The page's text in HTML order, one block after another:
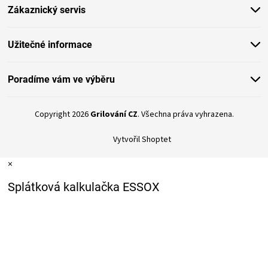
Zákaznický servis
Užitečné informace
Poradíme vám ve výběru
Vytvořil Shoptet
Copyright 2026 Grilování CZ. Všechna práva vyhrazena.
×
Splátková kalkulačka ESSOX